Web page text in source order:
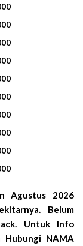
Agustus 2026
Belum
Untuk Info
Hubungi NAMA